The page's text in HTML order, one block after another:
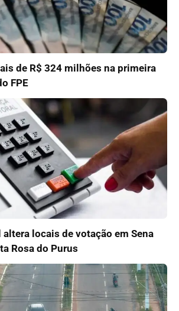
de R$ 324 milhões na primeira
FPE
locais de votação em Sena
Rosa do Purus